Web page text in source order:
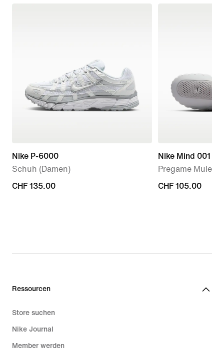
Nike P-6000
Schuh (Damen)
CHF 135.00
CHF 135.00
Nike Mind 001
Pregame Mule
CHF 105.00
CHF 105.00
Ressourcen
Store suchen
Nike Journal
Member werden